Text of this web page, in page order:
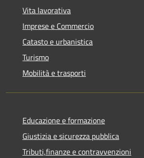
Vita lavorativa
Imprese e Commercio
Catasto e urbanistica
Turismo
Mobilità e trasporti
Educazione e formazione
Giustizia e sicurezza pubblica
Tributi,finanze e contravvenzioni